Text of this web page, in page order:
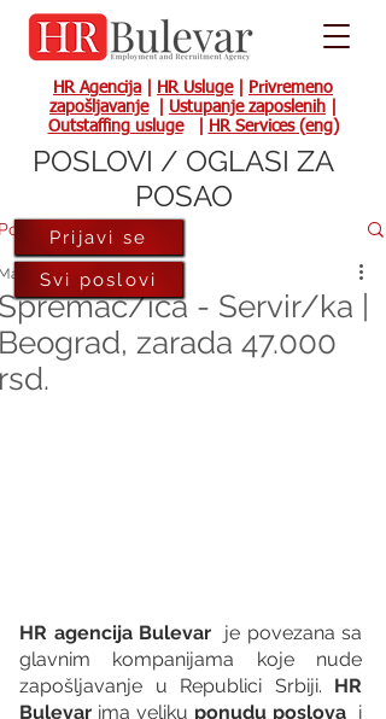
HR Agencija HR Usluge|
Privremeno
zapošljavanje| Ustupanje zaposlenih
Outstaffing usluge| HR Services (eng)
ica - Servir/ka |
zarada 47.000
31, 2023
HR agencija Bulevar
  je povezana sa
glavnim kompanijama koje nude
zapošljavanje u Republici Srbiji. HR
Bulevar ima veliku ponudu poslova
  i
Prijavi se
Svi poslovi
POSLOVI / OGLASI ZA
POSAO